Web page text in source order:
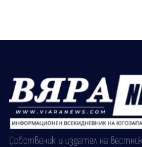
Собственик и издател на